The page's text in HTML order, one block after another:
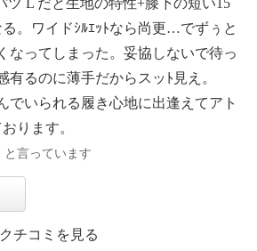
ツ L だと生地の特性+膝下の短い15
。ワイドｼﾙｴｯﾄなら尚更…でずぅと
なってしまった。妥協しないで待っ
有るのに薄手だからスッﾄ見え。
でいられる履き心地に出逢えてアト
ります。
と言っています
チコミを見る